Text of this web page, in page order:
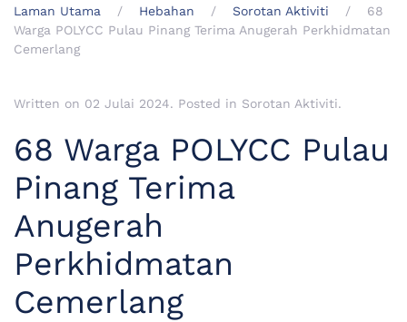
Laman Utama Hebahan Sorotan Aktiviti
68
Warga POLYCC Pulau Pinang Terima Anugerah Perkhidmatan
Cemerlang
Written on 02 Julai 2024. Posted in Sorotan Aktiviti.
68 Warga POLYCC Pulau
Pinang Terima
Anugerah
Perkhidmatan
Cemerlang